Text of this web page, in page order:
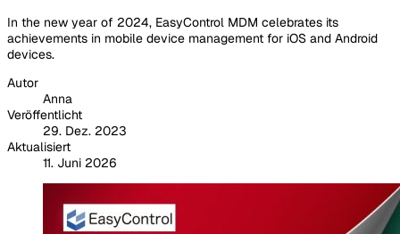
In the new year of 2024, EasyControl MDM celebrates its
achievements in mobile device management for iOS and Android
devices.
Autor
Anna
Veröffentlicht
29. Dez. 2023
Aktualisiert
11. Juni 2026